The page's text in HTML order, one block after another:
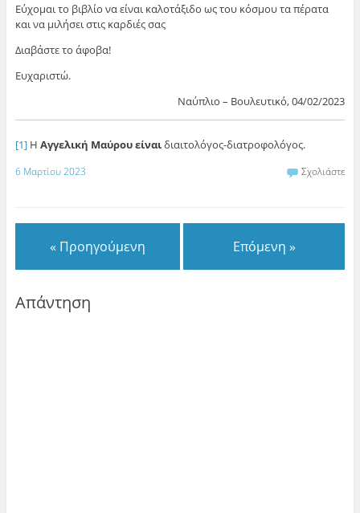
Εύχομαι το βιβλίο να είναι καλοτάξιδο ως του κόσμου τα πέρατα
και να μιλήσει στις καρδιές σας
Διαβάστε το άφοβα!
Ευχαριστώ.
Ναύπλιο – Βουλευτικό, 04/02/2023
[1]Η Αγγελική Μαύρου είναιδιαιτολόγος-διατροφολόγος.
6 Μαρτίου 2023 Σχολιάστε
« Προηγούμενη Επόμενη »
Απάντηση